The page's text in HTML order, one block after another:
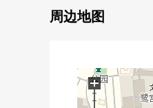
○6.05平米的门
○地板NEW换新
○整体卫浴全部
周边地图
+